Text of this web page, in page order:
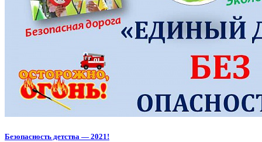
Безопасность детства — 2021!